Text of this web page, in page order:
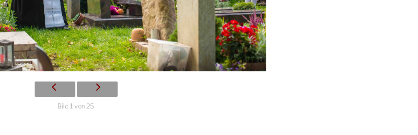
Bild 1 von 25